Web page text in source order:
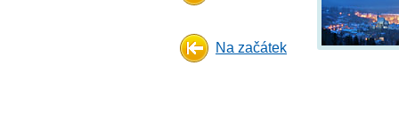
Na začátek